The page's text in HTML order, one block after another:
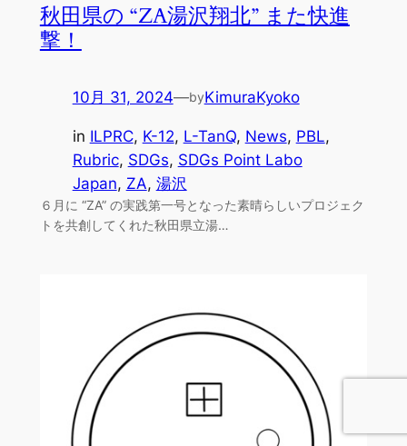
秋田県の “ZA湯沢翔北” また快進
撃！
10月 31, 2024—byKimuraKyoko
in ILPRC, K-12, L-TanQ, News, PBL
Rubric, SDGs, SDGs Point Labo
Japan, ZA, 湯沢
６月に “ZA” の実践第一号となった素晴らしいプロジェク
トを共創してくれた秋田県立湯…